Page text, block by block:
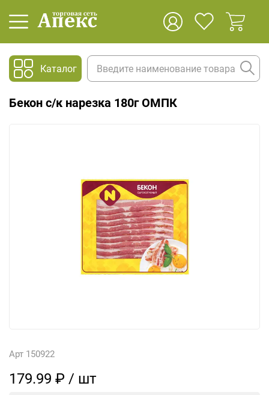
Каталог
Бекон с/к нарезка 180г ОМПК
Арт 150922
179.99 ₽ / шт